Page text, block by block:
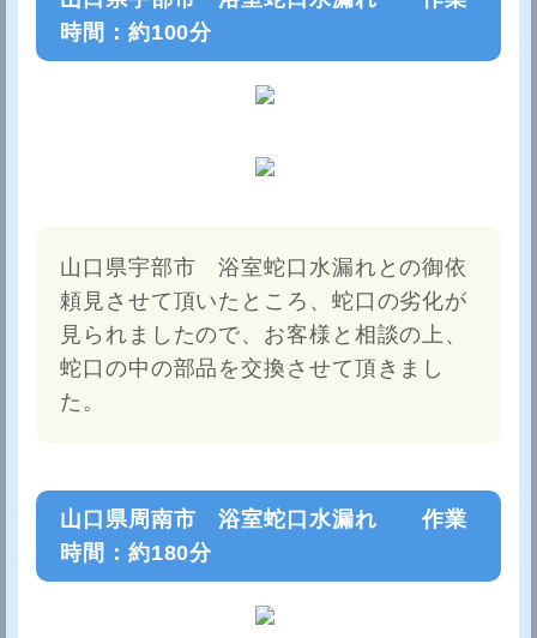
時間：約100分
山口県宇部市 浴室蛇口水漏れとの御依
頼見させて頂いたところ、蛇口の劣化が
見られましたので、お客様と相談の上、
蛇口の中の部品を交換させて頂きまし
た。
山口県周南市 浴室蛇口水漏れ 作業
時間：約180分